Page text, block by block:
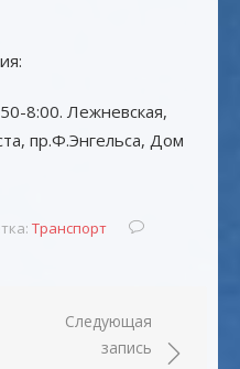
8:00. Лежневская,
пр.Ф.Энгельса, Дом
Транспорт
Следующая
запись